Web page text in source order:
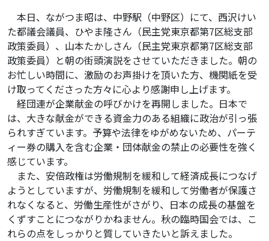
本日、ながつま昭は、中野駅（中野区）にて、西沢けい
た都議会議員、ひやま隆さん（民主党東京都第7区総支部
政策委員）、山本たかしさん（民主党東京都第7区総支部
政策委員）と朝の街頭演説をさせていただきました。朝の
お忙しい時間に、激励のお声掛けを頂いた方、機関紙を受
け取ってくださった方々に心より感謝申し上げます。
経団連が企業献金の呼びかけを再開しました。日本で
は、大きな献金ができる資金力のある組織に政治が引っ張
られすぎています。予算や法律をゆがめないため、パーテ
ィー券の購入を含む企業・団体献金の禁止の必要性を強く
感じています。
また、安倍政権は労働規制を緩和して経済成長につなげ
ようとしていますが、労働規制を緩和して労働者が保護さ
れなくなると、労働生産性がさがり、日本の成長の基盤を
くずすことにつながりかねません。秋の臨時国会では、こ
れらの点をしっかりと質していきたいと訴えました。